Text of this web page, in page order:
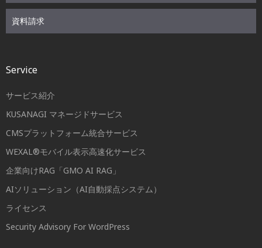
資料請求
Service
サービス紹介
KUSANAGI マネージドサービス
CMSプラットフォーム統合サービス
WEXAL®モバイル表示高速化サービス
企業向けRAG「GMO AI RAG」
AIソリューション（AI自動採点システム）
ライセンス
Security Advisory For WordPress